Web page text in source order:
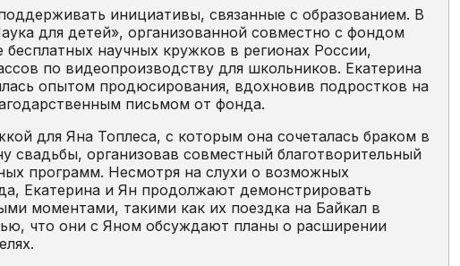
инициативы, связанные с образованием. В
для детей», организованной совместно с фондом
научных кружков в регионах России,
по видеопроизводству для школьников. Екатерина
опытом продюсирования, вдохновив подростков на
письмом от фонда.
для Яна Топлеса, с которым она сочеталась браком в
свадьбы, организовав совместный благотворительный
программ. Несмотря на слухи о возможных
Екатерина и Ян продолжают демонстрировать
моментами, такими как их поездка на Байкал в
что они с Яном обсуждают планы о расширении